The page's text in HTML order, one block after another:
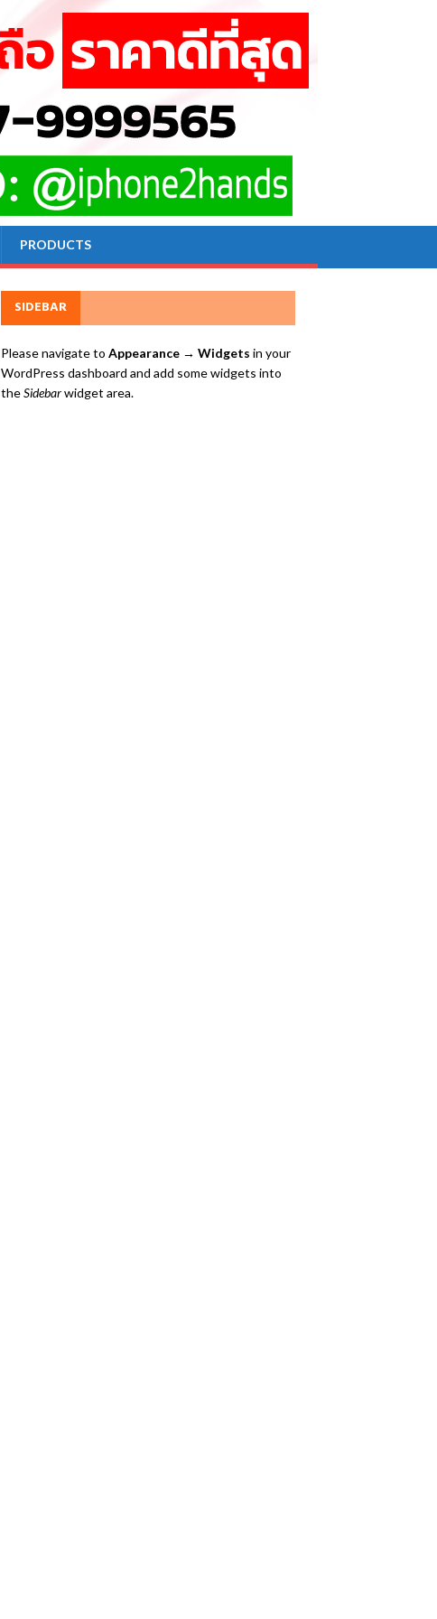
PRODUCTS
SIDEBAR
Please navigate to Appearance → Widgets in your
WordPress dashboard and add some widgets into
theSidebarwidget area.